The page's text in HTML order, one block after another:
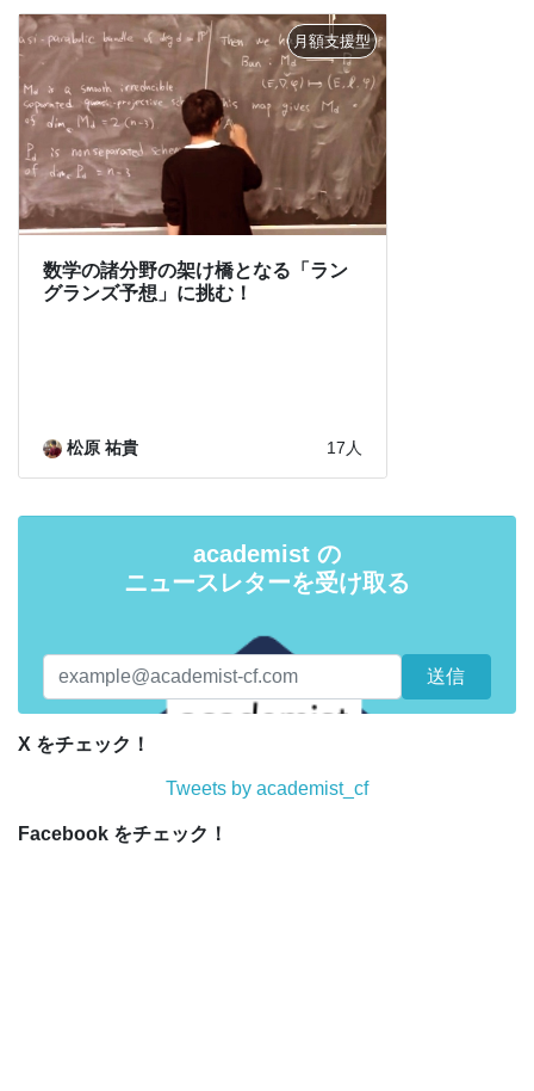
academist の
ニュースレターを受け取る
X をチェック！
Tweets by academist_cf
Facebook をチェック！